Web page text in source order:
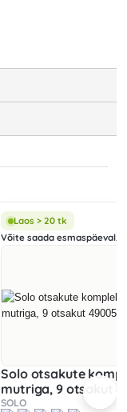
Laos > 20 tk
Võite saada esmaspäeval,
Solo otsakute
mutriga, 9 otsakut
SOLO